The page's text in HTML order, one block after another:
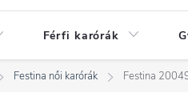
Férfi karórák
Festina női karórák Festina